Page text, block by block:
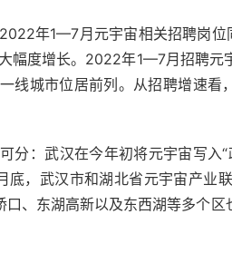
年1—7月元宇宙相关招聘岗位
幅度增长。2022年1—7月招聘元
线城市位居前列。从招聘增速看
分：武汉在今年初将元宇宙写入
底，武汉市和湖北省元宇宙产业
口、东湖高新以及东西湖等多个